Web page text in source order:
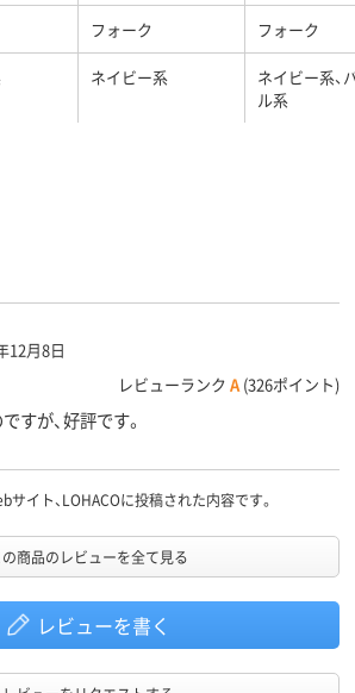
フォーク フォーク
ネイビー系
ネイビー系、
ル系
12月8日
レビューランク A (326ポイント)
すが、好評です。
サイト、LOHACOに投稿された内容です。
の商品のレビューを全て見る
レビューを書く